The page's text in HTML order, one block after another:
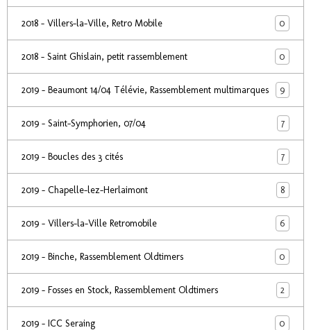
2018 - Villers-la-Ville, Retro Mobile 0
2018 - Saint Ghislain, petit rassemblement 0
2019 - Beaumont 14/04 Télévie, Rassemblement multimarques 9
2019 - Saint-Symphorien, 07/04 7
2019 - Boucles des 3 cités 7
2019 - Chapelle-lez-Herlaimont 8
2019 - Villers-la-Ville Retromobile 6
2019 - Binche, Rassemblement Oldtimers 0
2019 - Fosses en Stock, Rassemblement Oldtimers 2
2019 - ICC Seraing 0